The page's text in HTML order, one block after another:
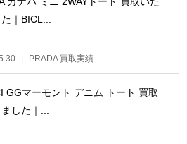
｜BICL...
PRADA 買取実績
GGマーモント デニム トート 買取
した｜...